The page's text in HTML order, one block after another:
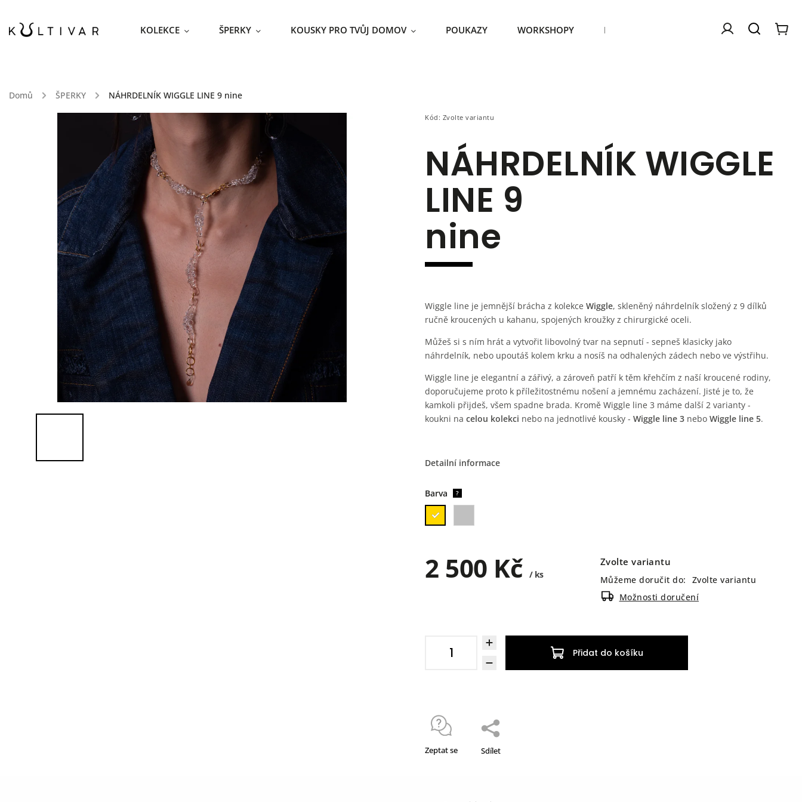
KOLEKCE ŠPERKY KOUSKY PRO TVŮJ DOMOV POUKAZY WORKSHOPY Kontakty
Domů / ŠPERKY / NÁHRDELNÍK WIGGLE LINE 9 nine
NÁHRDELNÍK WIGGLE
LINE 9
nine
Kód: Zvolte variantu
Wiggle line je jemnější brácha z kolekceWiggle, skleněný náhrdelník složený z 9 dílků
ručně kroucených u kahanu, spojených kroužky z chirurgické oceli.
Můžeš si s ním hrát a vytvořit libovolný tvar na sepnutí - sepneš klasicky jako
náhrdelník, nebo upoutáš kolem krku a nosíš na odhalených zádech nebo ve výstřihu.
Wiggle line je elegantní a zářivý, a zároveň patří k těm křehčím z naší kroucené rodiny,
doporučujeme proto k příležitostnému nošení a jemnému zacházení. Jisté je to, že
kamkoli přijdeš, všem spadne brada. Kromě Wiggle line 3 máme další 2 varianty -
koukni nacelou kolekci nebo na jednotlivé kousky -Wiggle line 3 neboWiggle line 5.
Detailní informace
Barva ?
2 500 Kč / ks
Zvolte variantu
Můžeme doručit do:
Zvolte variantu
Možnosti doručení
Přidat do košíku
Zeptat se Sdílet